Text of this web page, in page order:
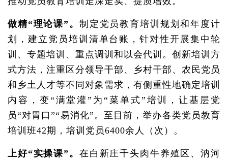
做精“理论课”。 制定党员教育培训规划和年度计
划，建立党员培训清单台账，针对性开展集中轮
训、专题培训、重点调训和以会代训。创新培训方
式方法，注重区分领导干部、乡村干部、农民党员
和乡土人才等不同对象需求，有侧重性地确定培训
内容，变“满堂灌”为“菜单式”培训，让基层党
员“对胃口”“易消化”。至目前，举办各类党员教育
培训班42期，培训党员6400余人（次）。
上好“实操课”。 在白新庄千头肉牛养殖区、汭河